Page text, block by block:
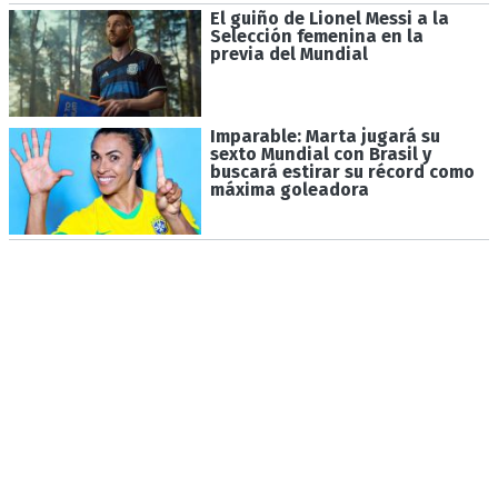
El guiño de Lionel Messi a la
Selección femenina en la
previa del Mundial
Imparable: Marta jugará su
sexto Mundial con Brasil y
buscará estirar su récord como
máxima goleadora